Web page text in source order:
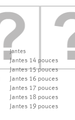
Jantes
Jantes 14 pouces
Jantes 15 pouces
Jantes 16 pouces
Jantes 17 pouces
Jantes 18 pouces
Jantes 19 pouces